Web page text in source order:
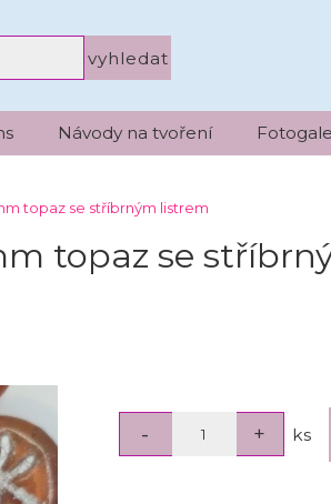
Návody na tvoření
topaz se stříbrným listrem
topaz se
ks